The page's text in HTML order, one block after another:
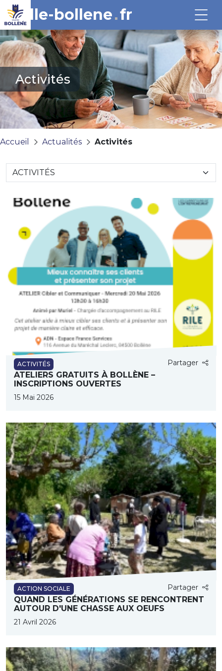
ville-bollene fr
Activités
Accueil Actualités Activités
ACTIVITÉS Partager
ATELIERS GRATUITS À BOLLÈNE –
INSCRIPTIONS OUVERTES
15 Mai 2026
ACTION SOCIALE Partager
QUAND LES GÉNÉRATIONS SE RENCONTRENT
AUTOUR D'UNE CHASSE AUX OEUFS
21 Avril 2026